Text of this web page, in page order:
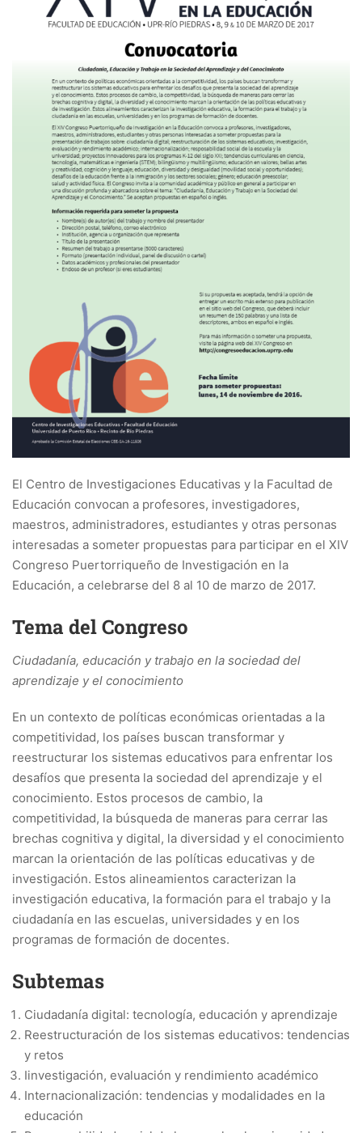
El Centro de Investigaciones Educativas y la Facultad de
Educación convocan a profesores, investigadores,
maestros, administradores, estudiantes y otras personas
interesadas a someter propuestas para participar en el XIV
Congreso Puertorriqueño de Investigación en la
Educación, a celebrarse del 8 al 10 de marzo de 2017.
Tema del Congreso
Ciudadanía, educación y trabajo en la sociedad del
aprendizaje y el conocimiento
En un contexto de políticas económicas orientadas a la
competitividad, los países buscan transformar y
reestructurar los sistemas educativos para enfrentar los
desafíos que presenta la sociedad del aprendizaje y el
conocimiento. Estos procesos de cambio, la
competitividad, la búsqueda de maneras para cerrar las
brechas cognitiva y digital, la diversidad y el conocimiento
marcan la orientación de las políticas educativas y de
investigación. Estos alineamientos caracterizan la
investigación educativa, la formación para el trabajo y la
ciudadanía en las escuelas, universidades y en los
programas de formación de docentes.
Subtemas
Ciudadanía digital: tecnología, educación y aprendizaje
Reestructuración de los sistemas educativos: tendencias
y retos
Iinvestigación, evaluación y rendimiento académico
Internacionalización: tendencias y modalidades en la
educación